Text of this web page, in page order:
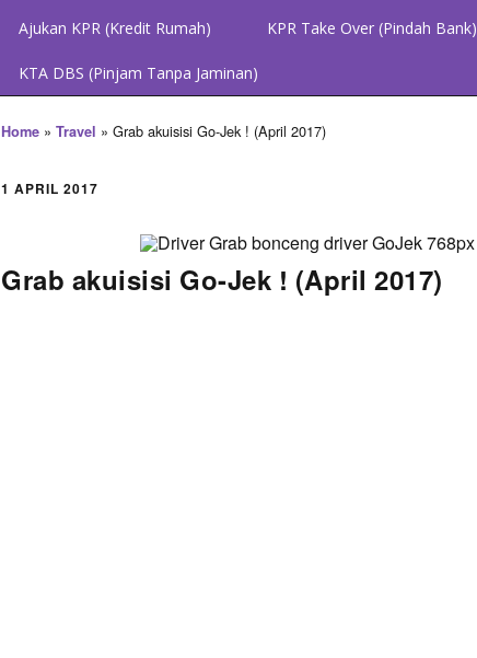
Ajukan KPR (Kredit Rumah) KPR Take Over (Pindah Bank)
KTA DBS (Pinjam Tanpa Jaminan)
Home » Travel » Grab akuisisi Go-Jek ! (April 2017)
1 APRIL 2017
Grab akuisisi Go-Jek ! (April 2017)